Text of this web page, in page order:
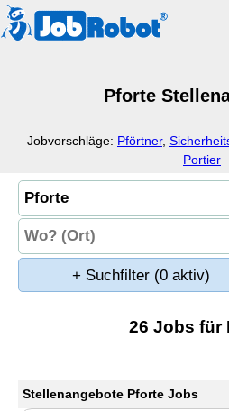
Pforte
Jobvorschläge: Pförtner,
Portier
+ Suchfilter (0 aktiv)
26 Jobs für
Stellenangebote Pforte Jobs